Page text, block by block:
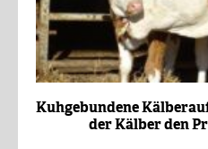
Kuhgebundene
der Kälber den